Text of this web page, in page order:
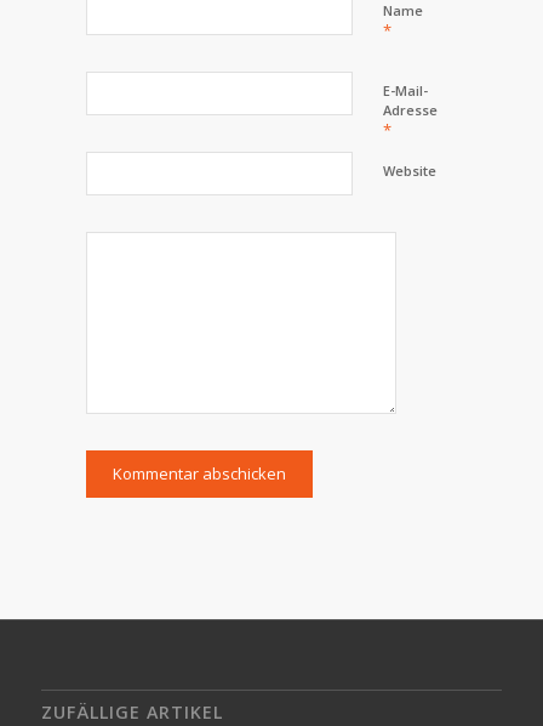
Name
*
E-Mail-
Adresse
*
Website
ZUFÄLLIGE ARTIKEL